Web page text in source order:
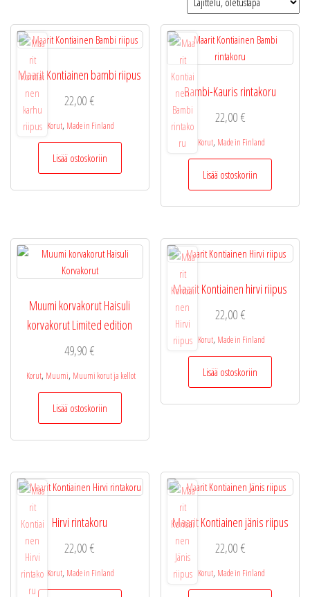
Maarit Kontiainen bambi riipus
22,00€
Korut, Made in Finland
Lisää ostoskoriin
Bambi-Kauris rintakoru
22,00 €
Korut, Made in Finland
Lisää ostoskoriin
Muumi korvakorut Haisuli
korvakorut Limited edition
49,90€
Korut, Muumi, Muumi korut ja kellot
Lisää ostoskoriin
Maarit Kontiainen hirvi riipus
22,00 €
Korut, Made in Finland
Lisää ostoskoriin
Hirvi rintakoru
22,00€
Korut, Made in Finland
Maarit Kontiainen jänis riipus
22,00 €
Korut, Made in Finland